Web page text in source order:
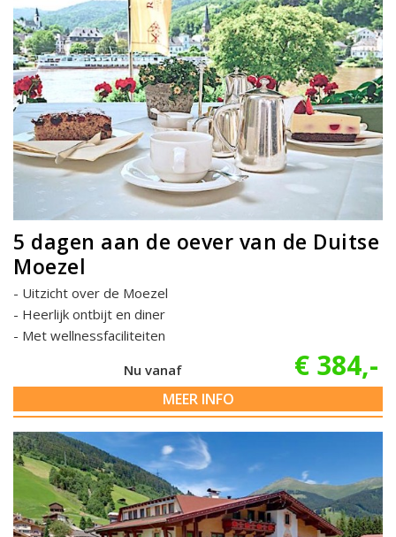
5 dagen aan de oever van de Duitse
Moezel
Uitzicht over de Moezel
Heerlijk ontbijt en diner
Met wellnessfaciliteiten
Nu vanaf
€ 384,-
MEER INFO